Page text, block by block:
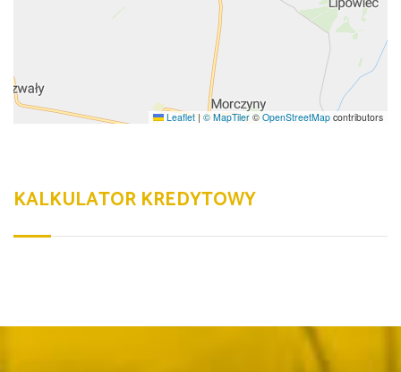
Leaflet | © MapTiler © OpenStreetMap contributors
KALKULATOR KREDYTOWY